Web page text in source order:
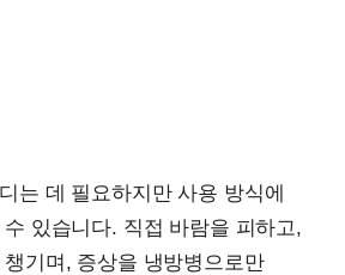
는 데 필요하지만 사용 방식에
있습니다. 직접 바람을 피하고,
기며, 증상을 냉방병으로만